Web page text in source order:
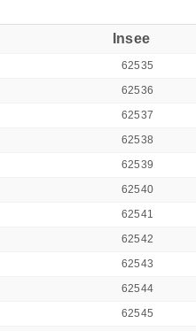
Insee
62535
62536
62537
62538
62539
62540
62541
62542
62543
62544
62545